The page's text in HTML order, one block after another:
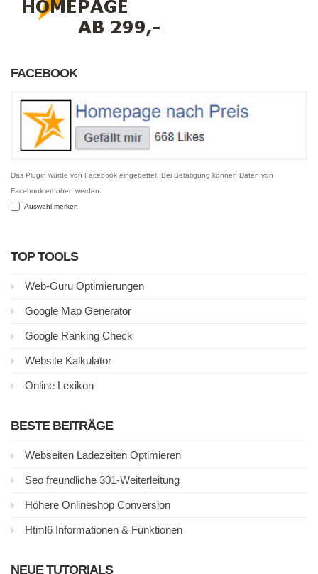
FACEBOOK
Das Plugin wurde von Facebook eingebettet. Bei Betätigung können Daten von
Facebook erhoben werden.
Auswahl merken
TOP TOOLS
Web-Guru Optimierungen
Google Map Generator
Google Ranking Check
Website Kalkulator
Online Lexikon
BESTE BEITRÄGE
Webseiten Ladezeiten Optimieren
Seo freundliche 301-Weiterleitung
Höhere Onlineshop Conversion
Html6 Informationen & Funktionen
NEUE TUTORIALS